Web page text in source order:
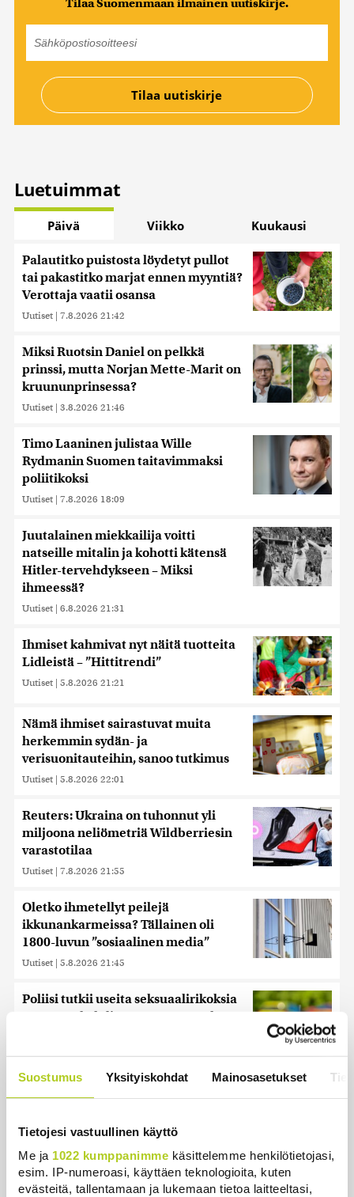
Suostumus Yksityiskohdat Mainosasetukset
Tietojesi vastuullinen käyttö
Me ja 1022 kumppanimme käsittelemme henkilötietojasi,
esim. IP-numeroasi, käyttäen teknologioita, kuten
evästeitä, tallentamaan ja lukemaan tietoa laitteeltasi,
Tilaa Suomenmaan ilmainen uutiskirje.
Luetuimmat
Päivä Viikko Kuukausi
Palautitko puistosta löydetyt pullot
tai pakastitko marjat ennen myyntiä?
Verottaja vaatii osansa
Uutiset | 7.8.2026 21:42
Miksi Ruotsin Daniel on pelkkä
prinssi, mutta Norjan Mette-Marit on
kruununprinsessa?
Uutiset | 3.8.2026 21:46
Timo Laaninen julistaa Wille
Rydmanin Suomen taitavimmaksi
poliitikoksi
Uutiset | 7.8.2026 18:09
Juutalainen miekkailija voitti
natseille mitalin ja kohotti kätensä
Hitler-tervehdykseen – Miksi
ihmeessä?
Uutiset | 6.8.2026 21:31
Ihmiset kahmivat nyt näitä tuotteita
Lidleistä – ”Hittitrendi”
Uutiset | 5.8.2026 21:21
Nämä ihmiset sairastuvat muita
herkemmin sydän- ja
verisuonitauteihin, sanoo tutkimus
Uutiset | 5.8.2026 22:01
Reuters: Ukraina on tuhonnut yli
miljoona neliömetriä Wildberriesin
varastotilaa
Uutiset | 7.8.2026 21:55
Oletko ihmetellyt peilejä
ikkunankarmeissa? Tällainen oli
1800-luvun ”sosiaalinen media”
Uutiset | 5.8.2026 21:45
Poliisi tutkii useita seksuaalirikoksia
Turussa – kohdistuneet sattumalta
Uutiset | 7.8.2026 10:55
uutinen – ”Kokoomus maksaa siitä
hintaa”
Uutiset | 6.8.2026 11:56